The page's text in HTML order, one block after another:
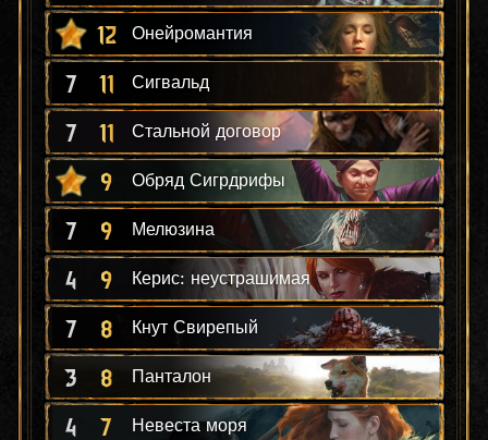
12 Онейромантия
7 11 Сигвальд
7 11 Стальной договор
9 Обряд Сигрдрифы
7 9 Мелюзина
4 9 Керис: неустрашимая
7 8 Кнут Свирепый
3 8 Панталон
4 7 Невеста моря